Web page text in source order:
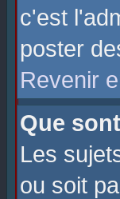
c'est
poster
Revenir
Que
Les
ou soit